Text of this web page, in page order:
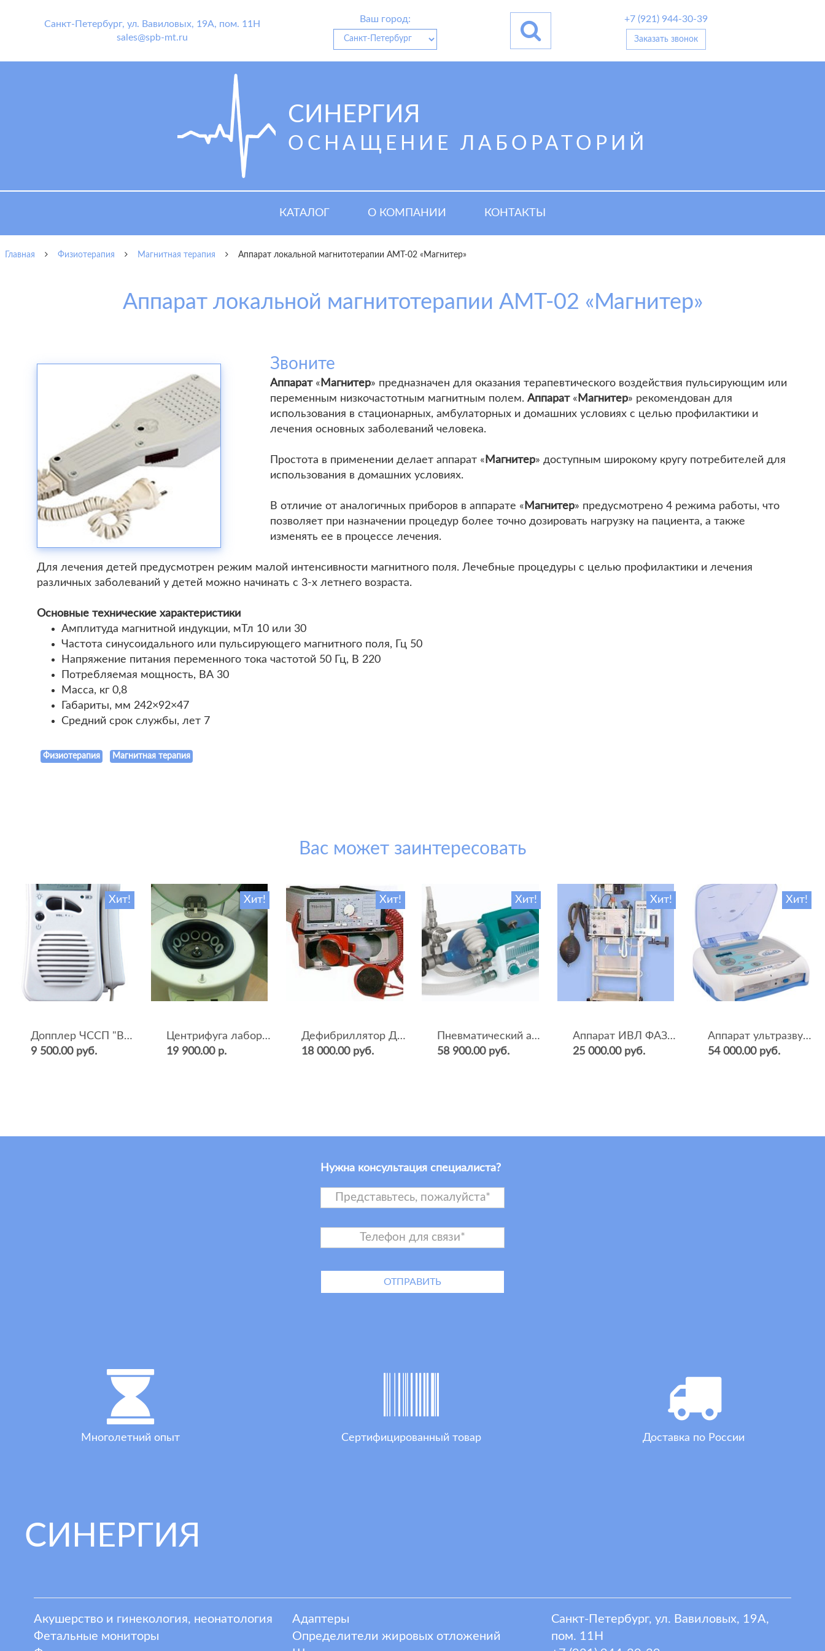
Санкт-Петербург, ул. Вавиловых, 19А, пом. 11Н
sales@spb-mt.ru
Ваш город: +7 (921) 944-30-39
Заказать звонок
СИНЕРГИЯ
ОСНАЩЕНИЕ ЛАБОРАТОРИЙ
КАТАЛОГ О КОМПАНИИ КОНТАКТЫ
Главная Физиотерапия Магнитная терапия Аппарат локальной магнитотерапии АМТ-02 «Магнитер»
Аппарат локальной магнитотерапии АМТ-02 «Магнитер»
Звоните
Аппарат« Магнитер» предназначен для оказания терапевтического воздействия пульсирующим или
переменным низкочастотным магнитным полем. Аппарат« Магнитер» рекомендован для
использования в стационарных, амбулаторных и домашних условиях с целью профилактики и
лечения основных заболеваний человека.
Простота в применении делает аппарат « Магнитер» доступным широкому кругу потребителей для
использования в домашних условиях.
В отличие от аналогичных приборов в аппарате « Магнитер» предусмотрено 4 режима работы, что
позволяет при назначении процедур более точно дозировать нагрузку на пациента, а также
изменять ее в процессе лечения.
Для лечения детей предусмотрен режим малой интенсивности магнитного поля. Лечебные процедуры с целью профилактики и лечения
различных заболеваний у детей можно начинать с 3-х летнего возраста.
Основные технические характеристики
Амплитуда магнитной индукции, мТл 10 или 30
Частота синусоидального или пульсирующего магнитного поля, Гц 50
Напряжение питания переменного тока частотой 50 Гц, В 220
Потребляемая мощность, ВА 30
Масса, кг 0,8
Габариты, мм 242×92×47
Средний срок службы, лет 7
Физиотерапия Магнитная терапия
Вас может заинтересовать
Хит!
Допплер ЧССП "BF-500++" (фетальный, ультразвуковой)
9 500.00 руб.
Хит!
Центрифуга лабораторная СМ-12 (4000 об.мин, 12 пробирок)
19 900.00 р.
Хит!
Дефибриллятор ДКИ-Н-04
18 000.00 руб.
Хит!
Пневматический аппарат ИВЛ и оксигенотерапии портативный АИВЛп-2/20-«ТМТ»
58 900.00 руб.
Хит!
Аппарат ИВЛ ФАЗА-5НР
25 000.00 руб.
Хит!
Аппарат ультразвуковой терапии Sonopulse (мультичастотный 1 и 3 Мгц)
54 000.00 руб.
Нужна консультация специалиста?
Многолетний опыт Сертифицированный товар Доставка по России
СИНЕРГИЯ
Акушерство и гинекология, неонатология
Фетальные мониторы
Адаптеры
Определители жировых отложений
Санкт-Петербург, ул. Вавиловых, 19А,
пом. 11Н